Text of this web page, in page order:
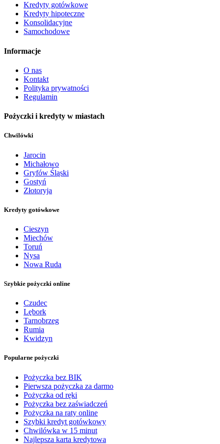
Kredyty gotówkowe
Kredyty hipoteczne
Konsolidacyjne
Samochodowe
Informacje
O nas
Kontakt
Polityka prywatności
Regulamin
Pożyczki i kredyty w miastach
Chwilówki
Jarocin
Michałowo
Gryfów Śląski
Gostyń
Złotoryja
Kredyty gotówkowe
Cieszyn
Miechów
Toruń
Nysa
Nowa Ruda
Szybkie pożyczki online
Czudec
Lębork
Tarnobrzeg
Rumia
Kwidzyn
Popularne pożyczki
Pożyczka bez BIK
Pierwsza pożyczka za darmo
Pożyczka od ręki
Pożyczka bez zaświadczeń
Pożyczka na raty online
Szybki kredyt gotówkowy
Chwilówka w 15 minut
Najlepsza karta kredytowa